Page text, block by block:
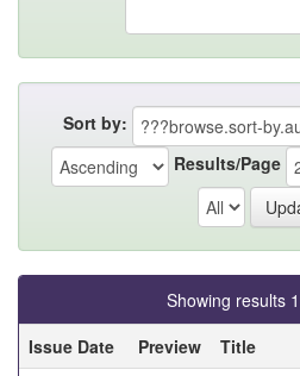
Sort by:
Results/Page
Showing results
Issue Date
Preview Title